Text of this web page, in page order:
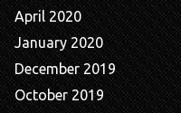
April 2020
January 2020
December 2019
October 2019